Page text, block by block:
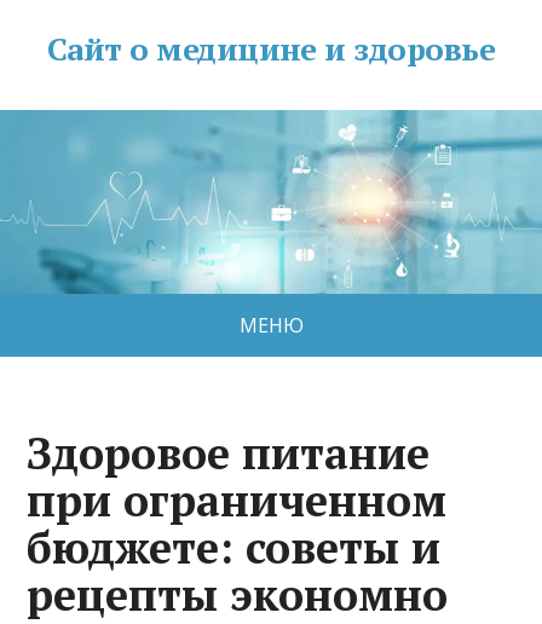
Сайт о медицине и здоровье
МЕНЮ
Здоровое питание
при ограниченном
бюджете: советы и
рецепты экономно